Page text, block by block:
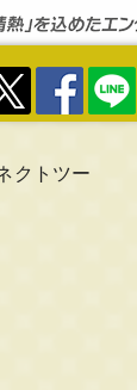
クトツー